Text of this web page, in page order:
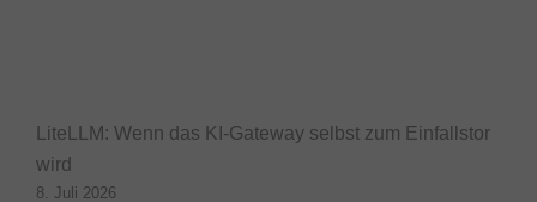
LiteLLM: Wenn das KI-Gateway selbst zum Einfallstor
wird
8. Juli 2026